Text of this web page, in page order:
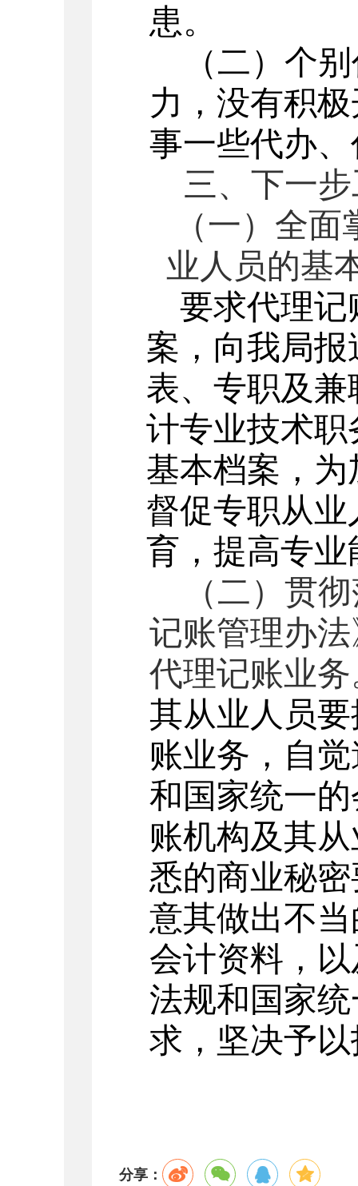
患。
（二）个
力，没有积
事一些代办
三、下一
（一）全
业人员的基
要求代理
案，向我局
表、专职及
计专业技术
基本档案，
督促专职从
育，提高专业
（二）贯
记账管理办
代理记账业
其从业人员
账业务，自
和国家统一
账机构及其
悉的商业秘
意其做出不
会计资料，
法规和国家
求，坚决予
分享：